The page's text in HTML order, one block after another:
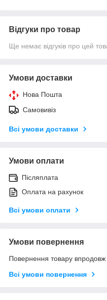
Відгуки про товар
Ще немає відгуків про цей
Умови доставки
Нова Пошта
Самовивіз
Всі умови доставки
Умови оплати
Післяплата
Оплата на рахунок
Всі умови оплати
Умови повернення
Повернення товару впродовж
Всі умови повернення